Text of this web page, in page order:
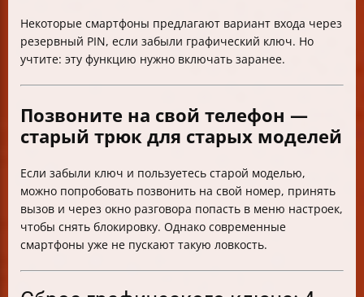
Некоторые смартфоны предлагают вариант входа через
резервный PIN, если забыли графический ключ. Но
учтите: эту функцию нужно включать заранее.
Позвоните на свой телефон —
старый трюк для старых моделей
Если забыли ключ и пользуетесь старой моделью,
можно попробовать позвонить на свой номер, принять
вызов и через окно разговора попасть в меню настроек,
чтобы снять блокировку. Однако современные
смартфоны уже не пускают такую ловкость.